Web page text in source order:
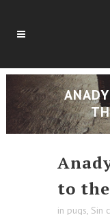
to
in pugs, Sin